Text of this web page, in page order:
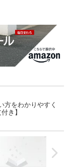
方をわかりやすく
き】